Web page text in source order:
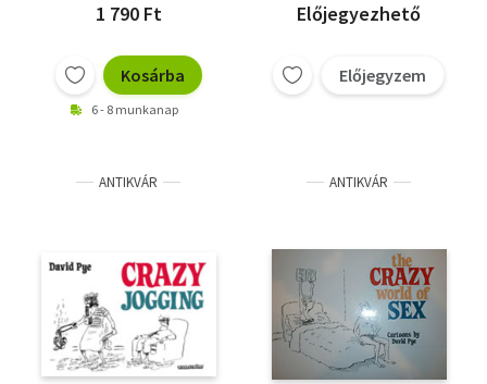
1 790 Ft
Kosárba
6 - 8 munkanap
Előjegyezhető
Előjegyzem
ANTIKVÁR ANTIKVÁR